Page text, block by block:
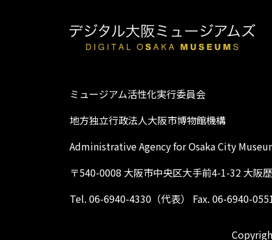
ミュージアム活性化実行委員会
地方独立行政法人大阪市博物館機構
Administrative Agency for Osaka City
〒540-0008 大阪市中央区大手前4-1-32 大阪
Tel. 06-6940-4330（代表） Fax. 06-6940-